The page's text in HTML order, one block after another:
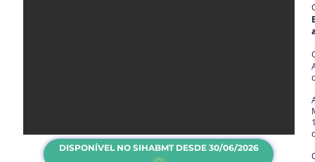
DISPONÍVEL NO SIHABMT DESDE 30/06/2026